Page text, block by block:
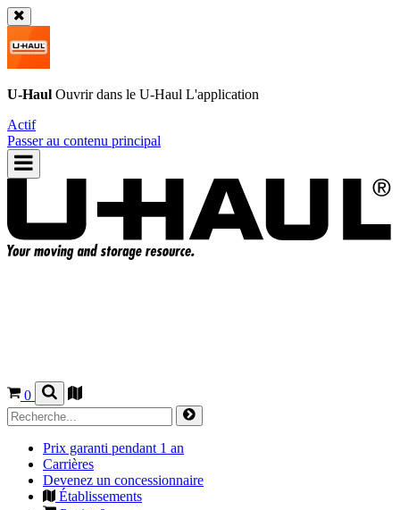
U-Haul Ouvrir dans le U-Haul L'application
Actif
Passer au contenu principal
0
Prix garanti pendant 1 an
Carrières
Devenez un concessionnaire
Établissements